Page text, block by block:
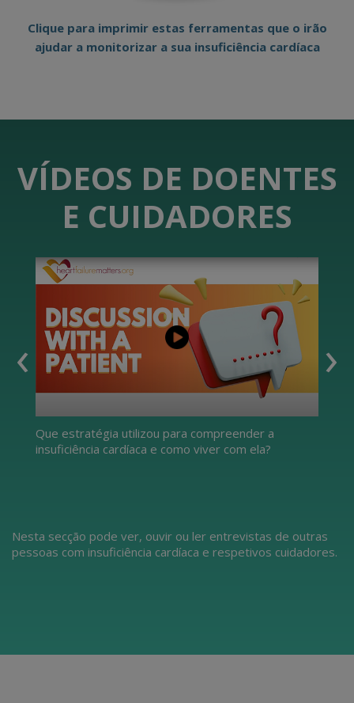
Clique para imprimir estas ferramentas que o irão
ajudar a monitorizar a sua insuficiência cardíaca
VÍDEOS DE DOENTES
E CUIDADORES
Nesta secção pode ver, ouvir ou ler entrevistas de outras
pessoas com insuficiência cardíaca e respetivos cuidadores.
Que estratégia utilizou para compreender a
insuficiência cardíaca e como viver com ela?
‹ ›